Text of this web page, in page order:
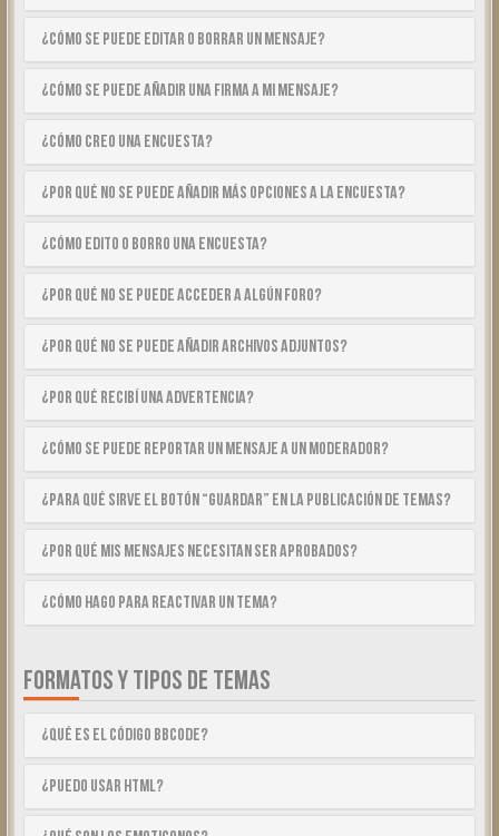
¿Cómo se puede editar o borrar un mensaje?
¿Cómo se puede añadir una firma a mi mensaje?
¿Cómo creo una encuesta?
¿Por qué no se puede añadir más opciones a la encuesta?
¿Cómo edito o borro una encuesta?
¿Por qué no se puede acceder a algún foro?
¿Por qué no se puede añadir archivos adjuntos?
¿Por qué recibí una advertencia?
¿Cómo se puede reportar un mensaje a un moderador?
¿Para qué sirve el botón “Guardar” en la publicación de temas?
¿Por qué mis mensajes necesitan ser aprobados?
¿Cómo hago para reactivar un tema?
FORMATOS Y TIPOS DE TEMAS
¿Qué es el código BBCode?
¿Puedo usar HTML?